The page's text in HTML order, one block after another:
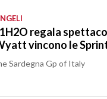
regala
vincono le
Sardegna Gp of Italy